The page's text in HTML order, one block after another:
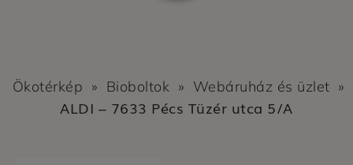
Ökotérkép » Bioboltok » Webáruház és üzlet »
ALDI – 7633 Pécs Tüzér utca 5/A